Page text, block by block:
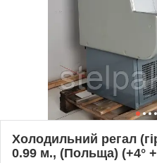
Холодильний регал
0.99 м., (Польща) (+4°